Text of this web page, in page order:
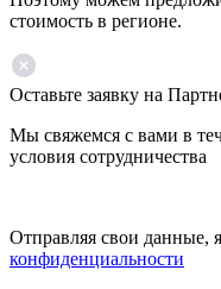
стоимость в регионе.
Оставьте заявку на
Мы свяжемся с вами в
условия сотрудничества
Отправляя свои данные,
конфиденциальности